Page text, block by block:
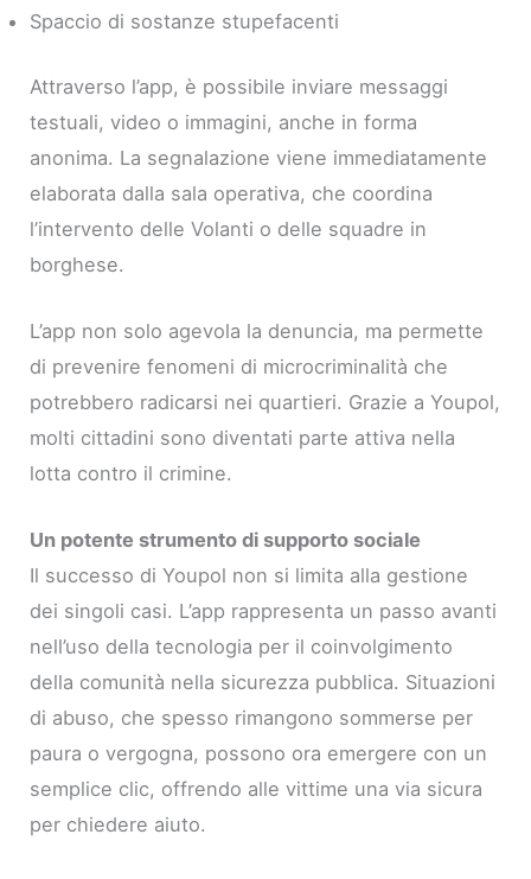
Spaccio di sostanze stupefacenti
Attraverso l’app, è possibile inviare messaggi
testuali, video o immagini, anche in forma
anonima. La segnalazione viene immediatamente
elaborata dalla sala operativa, che coordina
l’intervento delle Volanti o delle squadre in
borghese.
L’app non solo agevola la denuncia, ma permette
di prevenire fenomeni di microcriminalità che
potrebbero radicarsi nei quartieri. Grazie a Youpol,
molti cittadini sono diventati parte attiva nella
lotta contro il crimine.
Un potente strumento di supporto sociale
Il successo di Youpol non si limita alla gestione
dei singoli casi. L’app rappresenta un passo avanti
nell’uso della tecnologia per il coinvolgimento
della comunità nella sicurezza pubblica. Situazioni
di abuso, che spesso rimangono sommerse per
paura o vergogna, possono ora emergere con un
semplice clic, offrendo alle vittime una via sicura
per chiedere aiuto.